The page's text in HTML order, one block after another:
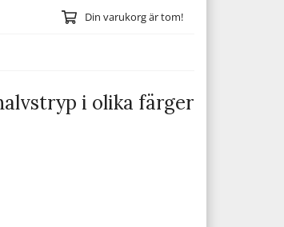
Din varukorg är tom!
i olika färger